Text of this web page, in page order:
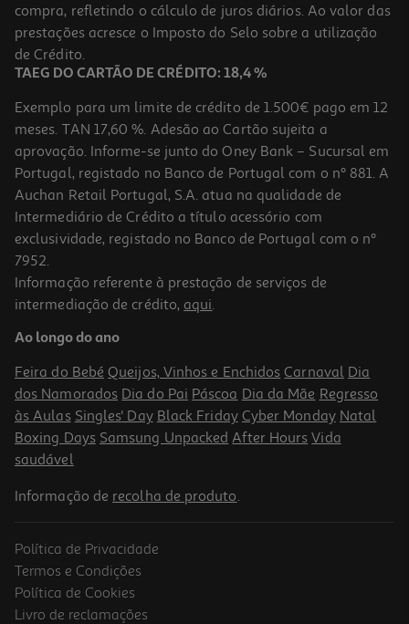
18.97 €/un
18,97 €
Tónico Bioderma Sensibio 250ml
78 €/Lt
19,50 €
compra, refletindo o cálculo de juros diários. Ao valor das
prestações acresce o Imposto do Selo sobre a utilização
de Crédito.
TAEG DO CARTÃO DE CRÉDITO: 18,4 %
Exemplo para um limite de crédito de 1.500€ pago em 12
meses. TAN 17,60 %. Adesão ao Cartão sujeita a
aprovação. Informe-se junto do Oney Bank – Sucursal em
Portugal, registado no Banco de Portugal com o nº 881. A
Auchan Retail Portugal, S.A. atua na qualidade de
Intermediário de Crédito a título acessório com
exclusividade, registado no Banco de Portugal com o nº
7952.
Informação referente à prestação de serviços de
intermediação de crédito, aqui.
Ao longo do ano
Feira do Bebé Queijos, Vinhos e Enchidos Carnaval Dia
dos Namorados Dia do Pai Páscoa Dia da Mãe Regresso
às Aulas Singles' Day Black Friday Cyber Monday Natal
Boxing Days Samsung Unpacked After Hours Vida
saudável
Informação de recolha de produto.
Política de Privacidade
Termos e Condições
Política de Cookies
Livro de reclamações